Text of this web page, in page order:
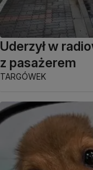
Uderzył w
z pasażerem
TARGÓWEK